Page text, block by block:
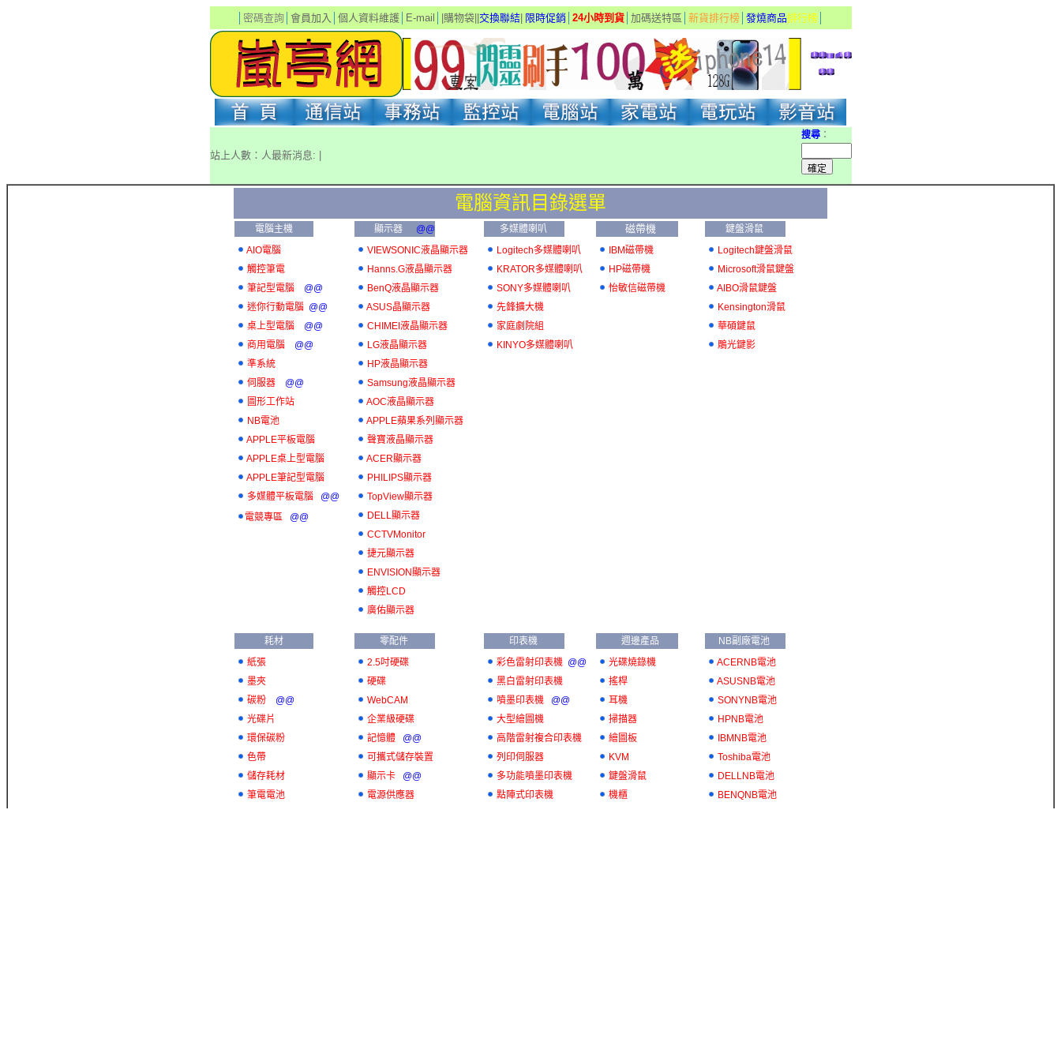
密碼查詢 會員加入 個人資料維護 E-mail 購物袋 交換聯結 限時促銷 24小時到貨 加碼送特區 新貨排行榜 發燒商品排行榜
站上人數：人最新消息: |
搜尋：
電腦資訊目錄選單
電腦主機 顯示器 @@ 多媒體喇叭 磁帶機
鍵盤滑鼠
AIO電腦
觸控筆電
筆記型電腦
@@
迷你行動電腦 @@
桌上型電腦
@@
商用電腦
@@
準系統
伺服器
@@
圖形工作站
NB電池
APPLE平板電腦
APPLE桌上型電腦
APPLE筆記型電腦
多媒體平板電腦
@@
電競專區
@@
VIEWSONIC液晶顯示器
Hanns.G液晶顯示器
BenQ液晶顯示器
ASUS晶顯示器
CHIMEI液晶顯示器
LG液晶顯示器
HP液晶顯示器
Samsung液晶顯示器
AOC液晶顯示器
APPLE蘋果系列顯示器
聲寶液晶顯示器
ACER顯示器
PHILIPS顯示器
TopView顯示器
DELL顯示器
CCTVMonitor
捷元顯示器
ENVISION顯示器
觸控LCD
廣佑顯示器
Logitech多媒體喇叭
KRATOR多媒體喇叭
SONY多媒體喇叭
先鋒擴大機
家庭劇院組
KINYO多媒體喇叭
IBM磁帶機
HP磁帶機
怡敏信磁帶機
Logitech鍵盤滑鼠
Microsoft滑鼠鍵盤
AIBO滑鼠鍵盤
Kensington滑鼠
華碩鍵鼠
鵰光鍵影
耗材 零配件 印表機 週邊產品
NB副廠電池
紙張
墨夾
碳粉
@@
光碟片
環保碳粉
色帶
儲存耗材
筆電電池
2.5吋硬碟
硬碟
WebCAM
企業級硬碟
記憶體
@@
可攜式儲存裝置
顯示卡
@@
電源供應器
彩色雷射印表機 @@
黑白雷射印表機
噴墨印表機
@@
大型繪圖機
高階雷射複合印表機
列印伺服器
多功能噴墨印表機
點陣式印表機
光碟燒錄機
搖桿
耳機
掃描器
繪圖板
KVM
鍵盤滑鼠
機櫃
ACERNB電池
ASUSNB電池
SONYNB電池
HPNB電池
IBMNB電池
Toshiba電池
DELLNB電池
BENQNB電池